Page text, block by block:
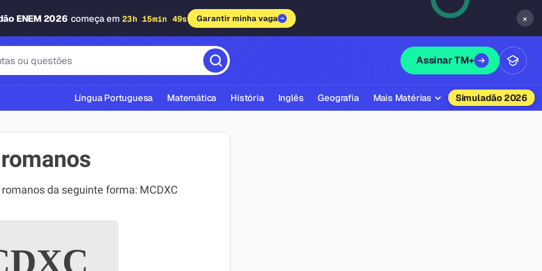
ENEM 2026 começa em 23h 15min 48s Garantir minha vaga ×
Assinar TM+
ABNT
Língua Portuguesa Matemática História Inglês Geografia Mais Matérias Simuladão 2026
da seguinte forma: MCDXC